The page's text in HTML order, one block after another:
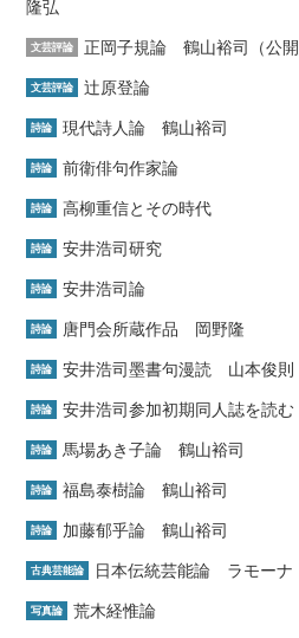
隆弘
文芸評論 正岡子規論 鶴山裕司（公開
文芸評論 辻原登論
詩論 現代詩人論 鶴山裕司
詩論 前衛俳句作家論
詩論 高柳重信とその時代
詩論 安井浩司研究
詩論 安井浩司論
詩論 唐門会所蔵作品 岡野隆
詩論 安井浩司墨書句漫読 山本俊則
詩論 安井浩司参加初期同人誌を読
詩論 馬場あき子論 鶴山裕司
詩論 福島泰樹論 鶴山裕司
詩論 加藤郁乎論 鶴山裕司
古典芸能論 日本伝統芸能論 ラモーナ
写真論 荒木経惟論